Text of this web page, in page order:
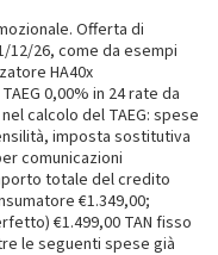
Offerta di
12/26, come da esempi
HA40x
0,00% in 24 rate da
calcolo del TAEG: spese
imposta sostitutiva
comunicazioni
totale del credito
€1.349,00;
€1.499,00 TAN fisso
le seguenti spese già